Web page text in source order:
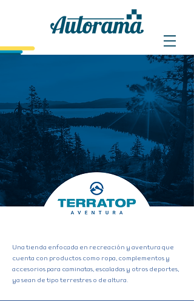
Una tienda enfocada en recreación y aventura que
cuenta con productos como ropa, complementos y
accesorios para caminatas, escaladas y otros deportes,
ya sean de tipo terrestres o de altura.